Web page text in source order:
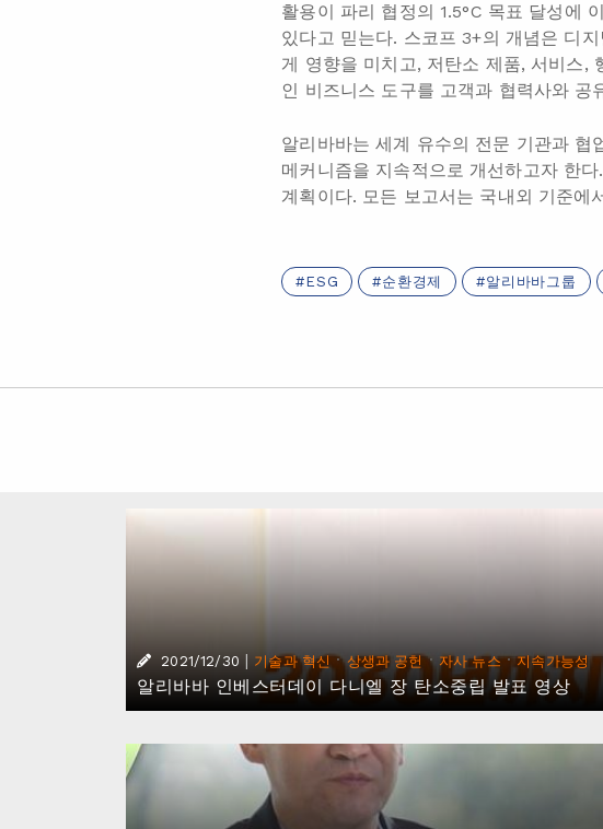
활용이 파리 협정의 1.5°C 목표 달성에
있다고 믿는다. 스코프 3+의 개념은 디
게 영향을 미치고, 저탄소 제품, 서비스,
인 비즈니스 도구를 고객과 협력사와
알리바바는 세계 유수의 전문 기관과 협
메커니즘을 지속적으로 개선하고자 한
계획이다. 모든 보고서는 국내외 기준에
ESG 순환경제 알리바바그룹
2021/12/30 기술과 혁신·상생과 공헌· 자사 뉴스·지속가능성
알리바바 인베스터데이 다니엘 장 탄소중립 발표 영상